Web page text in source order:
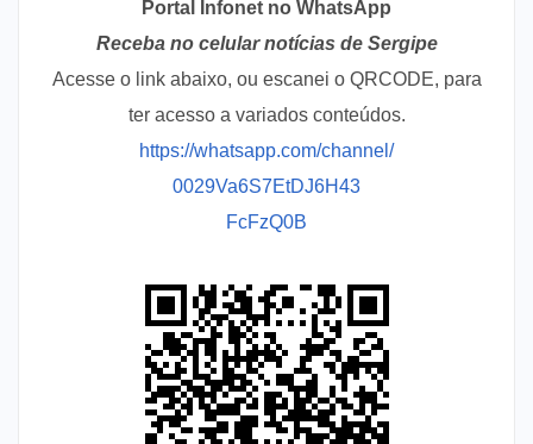
Portal Infonet no WhatsApp
Receba no celular notícias de Sergipe
Acesse o link abaixo, ou escanei o QRCODE, para
ter acesso a variados conteúdos.
https://whatsapp.com/channel/
0029Va6S7EtDJ6H43
FcFzQ0B